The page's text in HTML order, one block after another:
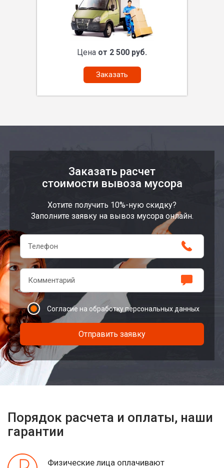
Цена от 2 500 руб.
Заказать
Заказать расчет
стоимости вывоза мусора
Хотите получить 10%-ную скидку?
Заполните заявку на вывоз мусора онлайн.
Согласие на обработку персональных данных
Отправить заявку
Порядок расчета и оплаты, наши
гарантии
Физические лица оплачивают